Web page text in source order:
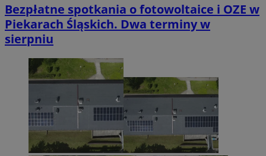
Bezpłatne spotkania o fotowoltaice i OZE w
Piekarach Śląskich. Dwa terminy w
sierpniu